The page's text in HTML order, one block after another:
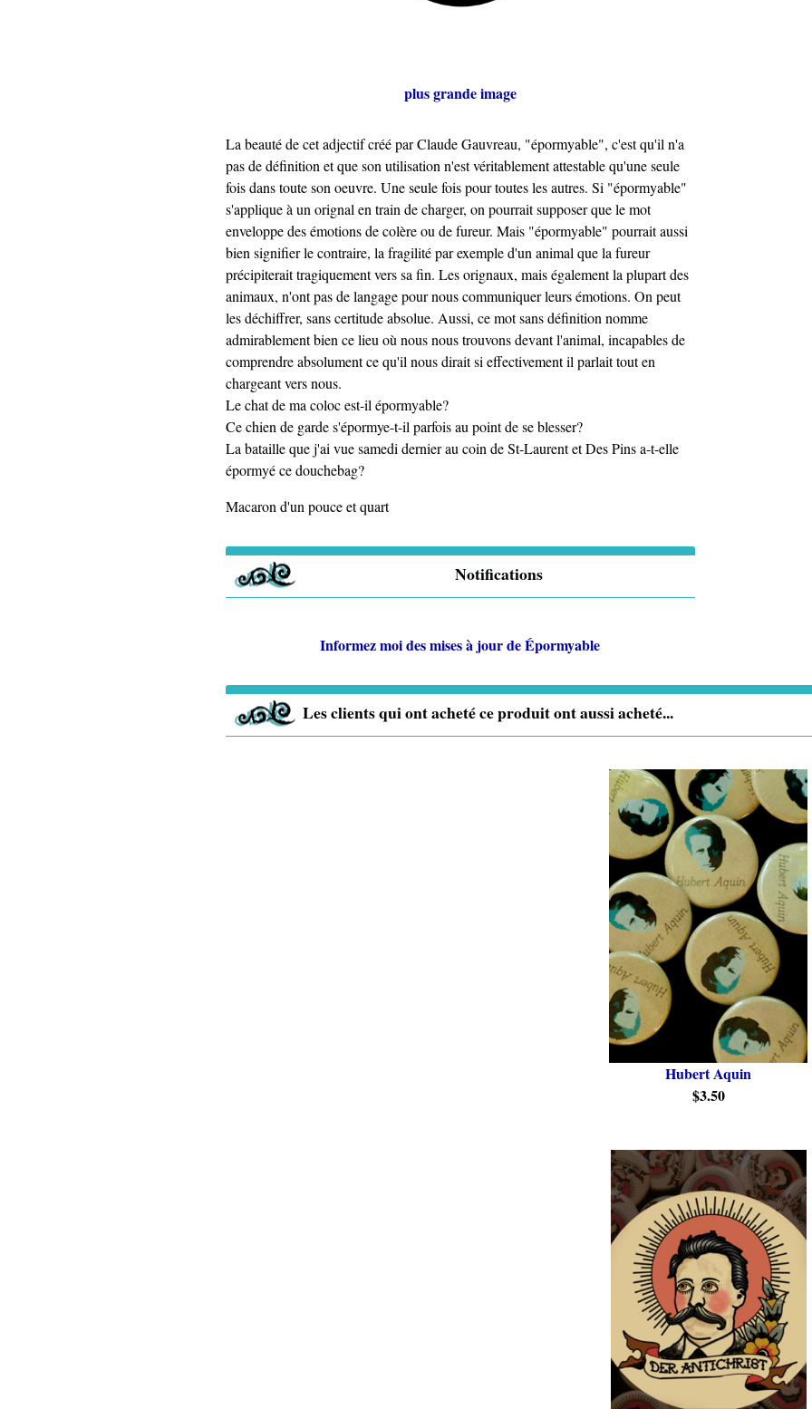
plus grande image
La beauté de cet adjectif créé par Claude Gauvreau, "épormyable", c'est qu'il n'a
pas de définition et que son utilisation n'est véritablement attestable qu'une seule
fois dans toute son oeuvre. Une seule fois pour toutes les autres. Si "épormyable"
s'applique à un orignal en train de charger, on pourrait supposer que le mot
enveloppe des émotions de colère ou de fureur. Mais "épormyable" pourrait aussi
bien signifier le contraire, la fragilité par exemple d'un animal que la fureur
précipiterait tragiquement vers sa fin. Les orignaux, mais également la plupart des
animaux, n'ont pas de langage pour nous communiquer leurs émotions. On peut
les déchiffrer, sans certitude absolue. Aussi, ce mot sans définition nomme
admirablement bien ce lieu où nous nous trouvons devant l'animal, incapables de
comprendre absolument ce qu'il nous dirait si effectivement il parlait tout en
chargeant vers nous.
Le chat de ma coloc est-il épormyable?
Ce chien de garde s'épormye-t-il parfois au point de se blesser?
La bataille que j'ai vue samedi dernier au coin de St-Laurent et Des Pins a-t-elle
épormyé ce douchebag?
Macaron d'un pouce et quart
Notifications
Informez moi des mises à jour deÉpormyable
Les clients qui ont acheté ce produit ont aussi acheté...
Hubert Aquin
$3.50